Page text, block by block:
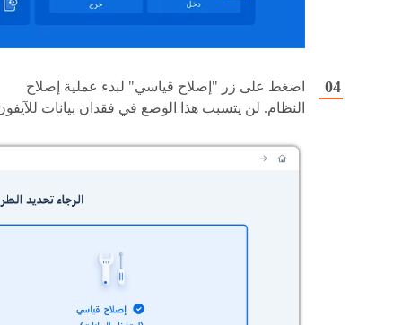
اضغط على زر "إصلاح قياسي" لبدء عملية إصلاح
النظام. لن يتسبب هذا الوضع في فقدان بيانات